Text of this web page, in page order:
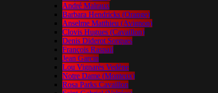
André Malraux
Barbara Hendricks (Orange)
Anselme Matthieu (Avignon)
Clovis Hugues (Cavaillon)
Denis Diderot Sorgues
François Raspail
Jean Garcin
Lou Vignarès Vedène
Notre Dame (Monteux)
Rosa Parks Cavaillon